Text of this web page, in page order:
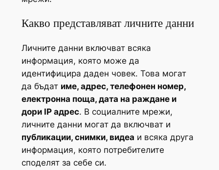
Какво представляват личните данни
Личните данни включват всяка
информация, която може да
идентифицира даден човек. Това могат
да бъдат име, адрес, телефонен номер,
електронна поща, дата на раждане и
дори IP адрес. В социалните мрежи,
личните данни могат да включват и
публикации, снимки, видеа и всяка друга
информация, която потребителите
споделят за себе си.